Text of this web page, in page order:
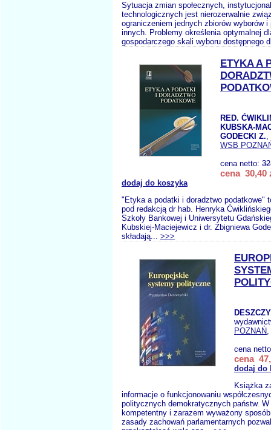
Sytuacja zmian społecznych,
technologicznych jest nierozerwalnie
ograniczeniem jednych zbiorów wyborów i
innych. Problemy określenia optymalnej
gospodarczego skali wyboru dostępnego
ETYKA A
RED.
KUBSKA-
GODECKI Z.,
WSB
cena netto:
cena 30,40
dodaj do koszyka
"Etyka a podatki i doradztwo podatkowe"
pod redakcją dr hab. Henryka
Szkoły Bankowej i Uniwersytetu
Kubskiej-Maciejewicz i dr. Zbigniewa
składają... >>>
POZNAŃ,
cena
cena
dodaj do
Książka
informacje o funkcjonowaniu
politycznych demokratycznych państw.
kompetentny i zarazem wyważony
zasady zachowań parlamentarnych